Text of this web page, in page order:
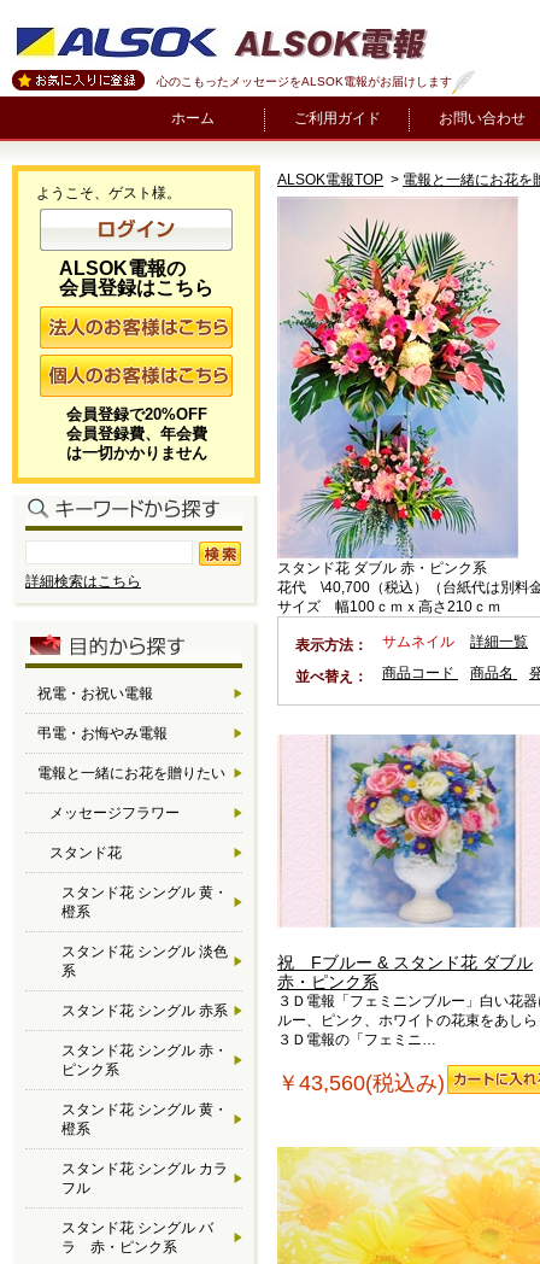
心のこもったメッセージをALSOK電報がお届けします
ホーム ご利用ガイド お問い合わせ
ALSOK電報TOP > 電報と一緒にお花を
スタンド花 ダブル 赤・ピンク系
花代 \40,700（税込）（台紙代は別料
サイズ 幅100ｃｍｘ高さ210ｃｍ
表示方法： サムネイル 詳細一覧
並べ替え： 商品コード 商品名
祝 Fブルー & スタンド花 ダブル
赤・ピンク系
３Ｄ電報「フェミニンブルー」白い花
ルー、ピンク、ホワイトの花束をあし
３Ｄ電報の「フェミニ…
￥43,560(税込み)
ようこそ、ゲスト様。
ALSOK電報の
会員登録はこちら
会員登録で20%OFF
会員登録費、年会費
は一切かかりません
詳細検索はこちら
祝電・お祝い電報
弔電・お悔やみ電報
電報と一緒にお花を贈りたい
メッセージフラワー
スタンド花
スタンド花 シングル 黄・
橙系
スタンド花 シングル 淡色
系
スタンド花 シングル 赤系
スタンド花 シングル 赤・
ピンク系
スタンド花 シングル 黄・
橙系
スタンド花 シングル カラ
フル
スタンド花 シングル バ
ラ 赤・ピンク系